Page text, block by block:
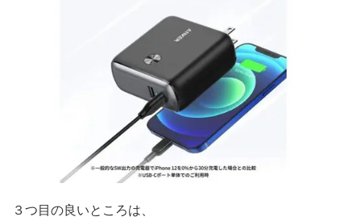
３つ目の良いところは、